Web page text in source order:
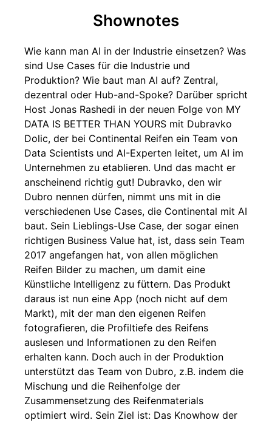
Shownotes
Wie kann man AI in der Industrie einsetzen? Was
sind Use Cases für die Industrie und
Produktion? Wie baut man AI auf? Zentral,
dezentral oder Hub-and-Spoke? Darüber spricht
Host Jonas Rashedi in der neuen Folge von MY
DATA IS BETTER THAN YOURS mit Dubravko
Dolic, der bei Continental Reifen ein Team von
Data Scientists und AI-Experten leitet, um AI im
Unternehmen zu etablieren. Und das macht er
anscheinend richtig gut! Dubravko, den wir
Dubro nennen dürfen, nimmt uns mit in die
verschiedenen Use Cases, die Continental mit AI
baut. Sein Lieblings-Use Case, der sogar einen
richtigen Business Value hat, ist, dass sein Team
2017 angefangen hat, von allen möglichen
Reifen Bilder zu machen, um damit eine
Künstliche Intelligenz zu füttern. Das Produkt
daraus ist nun eine App (noch nicht auf dem
Markt), mit der man den eigenen Reifen
fotografieren, die Profiltiefe des Reifens
auslesen und Informationen zu den Reifen
erhalten kann. Doch auch in der Produktion
unterstützt das Team von Dubro, z.B. indem die
Mischung und die Reihenfolge der
Zusammensetzung des Reifenmaterials
optimiert wird. Sein Ziel ist: Das Knowhow der